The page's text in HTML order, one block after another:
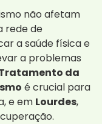
não afetam
rede de
a saúde física e
a problemas
da
é crucial para
e em Lourdes,